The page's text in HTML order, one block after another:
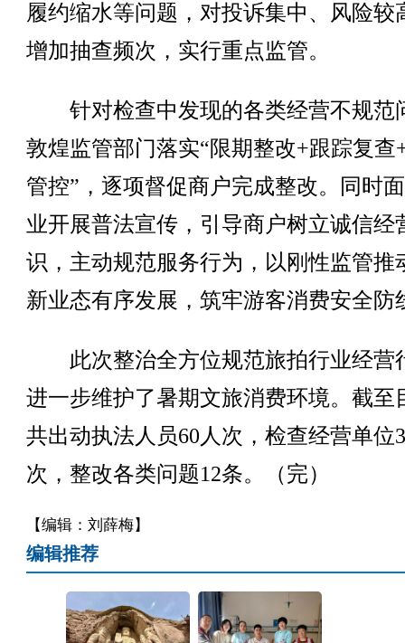
履约缩水等问题，对投诉集中、风险较
增加抽查频次，实行重点监管。
针对检查中发现的各类经营不规范
敦煌监管部门落实“限期整改+跟踪复查
管控”，逐项督促商户完成整改。同时
业开展普法宣传，引导商户树立诚信经
识，主动规范服务行为，以刚性监管推
新业态有序发展，筑牢游客消费安全防
此次整治全方位规范旅拍行业经营
进一步维护了暑期文旅消费环境。截至
共出动执法人员60人次，检查经营单位
次，整改各类问题12条。（完）
【编辑：刘薛梅】
编辑推荐